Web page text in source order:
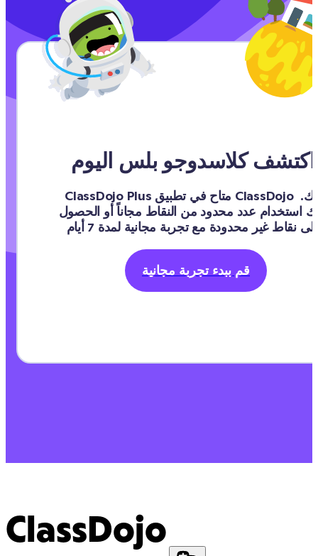
ClassDojo Plus متاح في تطبيق ClassDojo لديك.
قم ببدء تجربة مجانية
ClassDojo